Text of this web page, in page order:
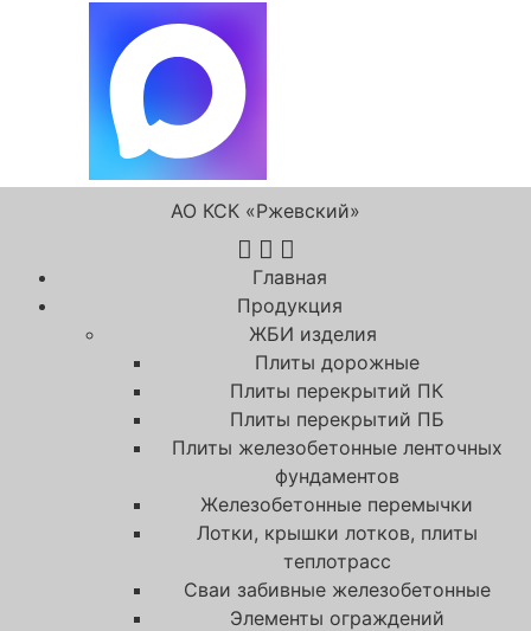
АО КСК «Ржевский»
Главная
Продукция
ЖБИ изделия
Плиты дорожные
Плиты перекрытий ПК
Плиты перекрытий ПБ
Плиты железобетонные ленточных
фундаментов
Железобетонные перемычки
Лотки, крышки лотков, плиты
теплотрасс
Сваи забивные железобетонные
Элементы ограждений